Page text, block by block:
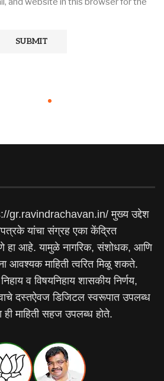
gr.ravindrachavan.in/ मुख्य उद्देश
यांचा संग्रह एका केंद्रित
हा आहे. यामुळे नागरिक, संशोधक, आणि
आवश्यक माहिती त्वरित मिळू शकते.
व विषयनिहाय शासकीय निर्णय,
दस्तऐवज डिजिटल स्वरूपात उपलब्ध
माहिती सहज उपलब्ध होते.